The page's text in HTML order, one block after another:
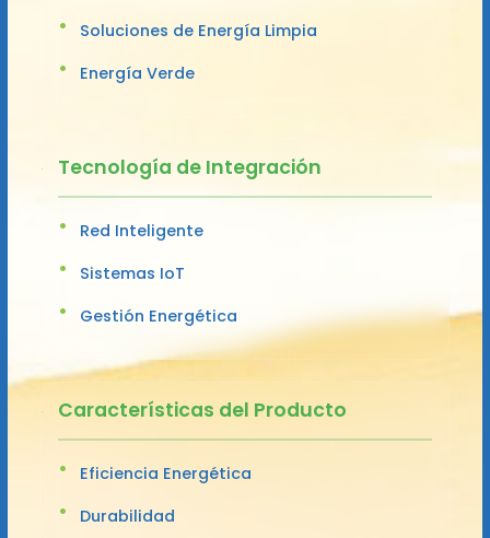
Soluciones de Energía Limpia
Energía Verde
Tecnología de Integración
Red Inteligente
Sistemas IoT
Gestión Energética
Características del Producto
Eficiencia Energética
Durabilidad